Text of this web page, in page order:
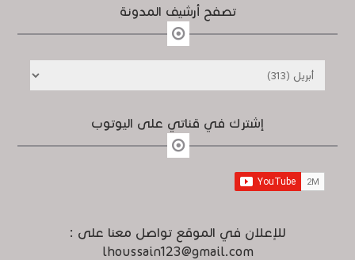
تصفح أرشيف المدونة
إشترك في قناتي على اليوتوب
للإعلان في الموقع تواصل معنا على :
lhoussain123@gmail.com